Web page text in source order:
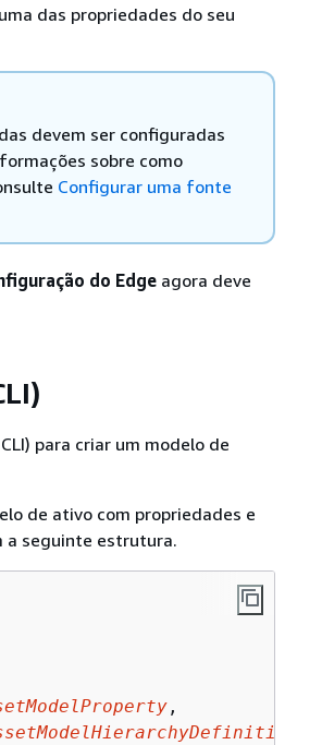
das propriedades do seu
devem ser configuradas
sobre como
Configurar uma fonte
do Edge agora deve
para criar um modelo de
de ativo com propriedades e
a seguinte estrutura.
,